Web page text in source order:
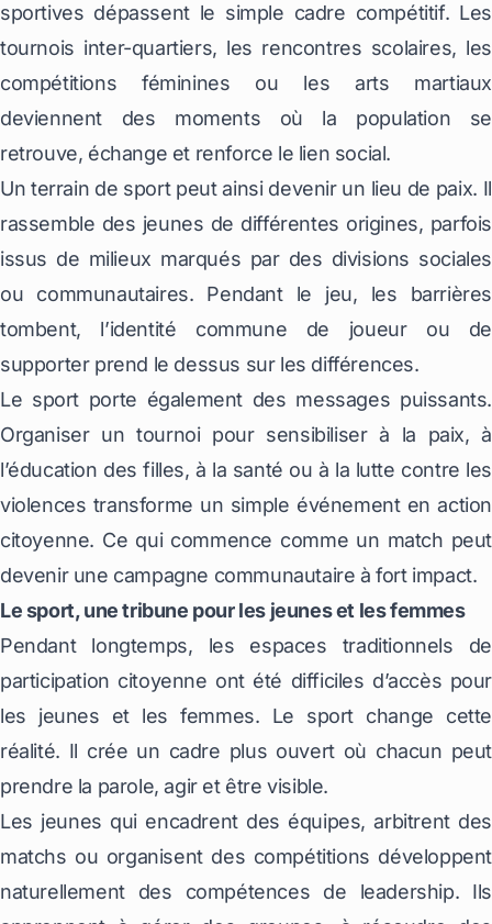
sportives dépassent le simple cadre compétitif. Les
tournois inter-quartiers, les rencontres scolaires, les
compétitions féminines ou les arts martiaux
deviennent des moments où la population se
retrouve, échange et renforce le lien social.
Un terrain de sport peut ainsi devenir un lieu de paix. Il
rassemble des jeunes de différentes origines, parfois
issus de milieux marqués par des divisions sociales
ou communautaires. Pendant le jeu, les barrières
tombent, l’identité commune de joueur ou de
supporter prend le dessus sur les différences.
Le sport porte également des messages puissants.
Organiser un tournoi pour sensibiliser à la paix, à
l’éducation des filles, à la santé ou à la lutte contre les
violences transforme un simple événement en action
citoyenne. Ce qui commence comme un match peut
devenir une campagne communautaire à fort impact.
Le sport, une tribune pour les jeunes et les femmes
Pendant longtemps, les espaces traditionnels de
participation citoyenne ont été difficiles d’accès pour
les jeunes et les femmes. Le sport change cette
réalité. Il crée un cadre plus ouvert où chacun peut
prendre la parole, agir et être visible.
Les jeunes qui encadrent des équipes, arbitrent des
matchs ou organisent des compétitions développent
naturellement des compétences de leadership. Ils